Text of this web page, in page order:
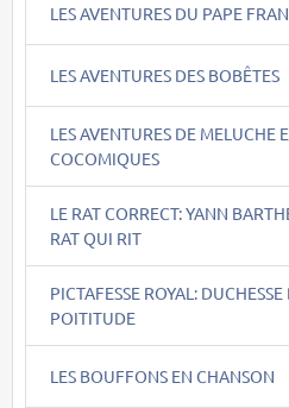
LES AVENTURES DU PAPE
LES AVENTURES DES BOBÊTES
LES AVENTURES DE MELUCHE
COCOMIQUES
LE RAT CORRECT: YANN
RAT QUI RIT
PICTAFESSE ROYAL: DUCHESSE
POITITUDE
LES BOUFFONS EN CHANSON